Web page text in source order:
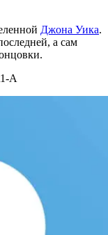
Джона Уика.
а сам
A